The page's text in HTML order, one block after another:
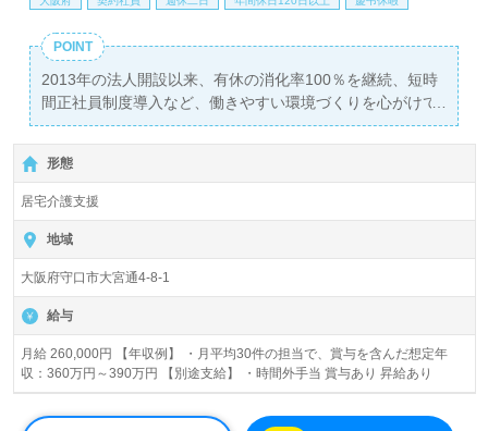
POINT
2013年の法人開設以来、有休の消化率100％を継続、短時
間正社員制度導入など、働きやすい環境づくりを心がけて
います！ ケアプランセンターは2019年6月に開設し、現在
2名のケアマネさんが働いています。
形態
居宅介護支援
地域
大阪府守口市大宮通4-8-1
給与
月給 260,000円 【年収例】 ・月平均30件の担当で、賞与を含んだ想定年
収：360万円～390万円 【別途支給】 ・時間外手当 賞与あり 昇給あり